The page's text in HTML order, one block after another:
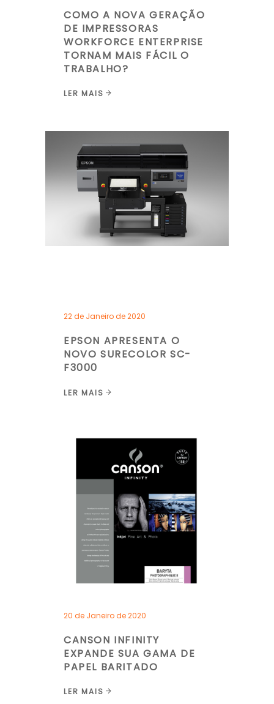
COMO A NOVA GERAÇÃO
DE IMPRESSORAS
WORKFORCE ENTERPRISE
TORNAM MAIS FÁCIL O
TRABALHO?
LER MAIS
22 de Janeiro de 2020
EPSON APRESENTA O
NOVO SURECOLOR SC-
F3000
LER MAIS
20 de Janeiro de 2020
CANSON INFINITY
EXPANDE SUA GAMA DE
PAPEL BARITADO
LER MAIS